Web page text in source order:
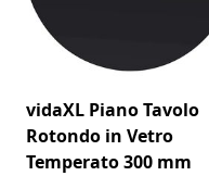
vidaXL Piano Tavolo
Rotondo in Vetro
Temperato 300 mm